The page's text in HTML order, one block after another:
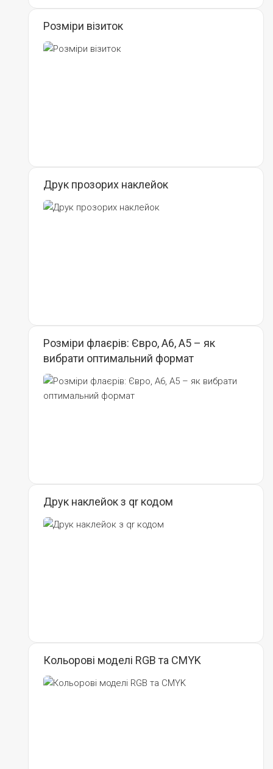
Розміри візиток
Друк прозорих наклейок
Розміри флаєрів: Євро, А6, А5 – як
вибрати оптимальний формат
Друк наклейок з qr кодом
Кольорові моделі RGB та CMYK